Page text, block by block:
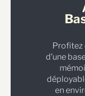
Profitez
d’une
en